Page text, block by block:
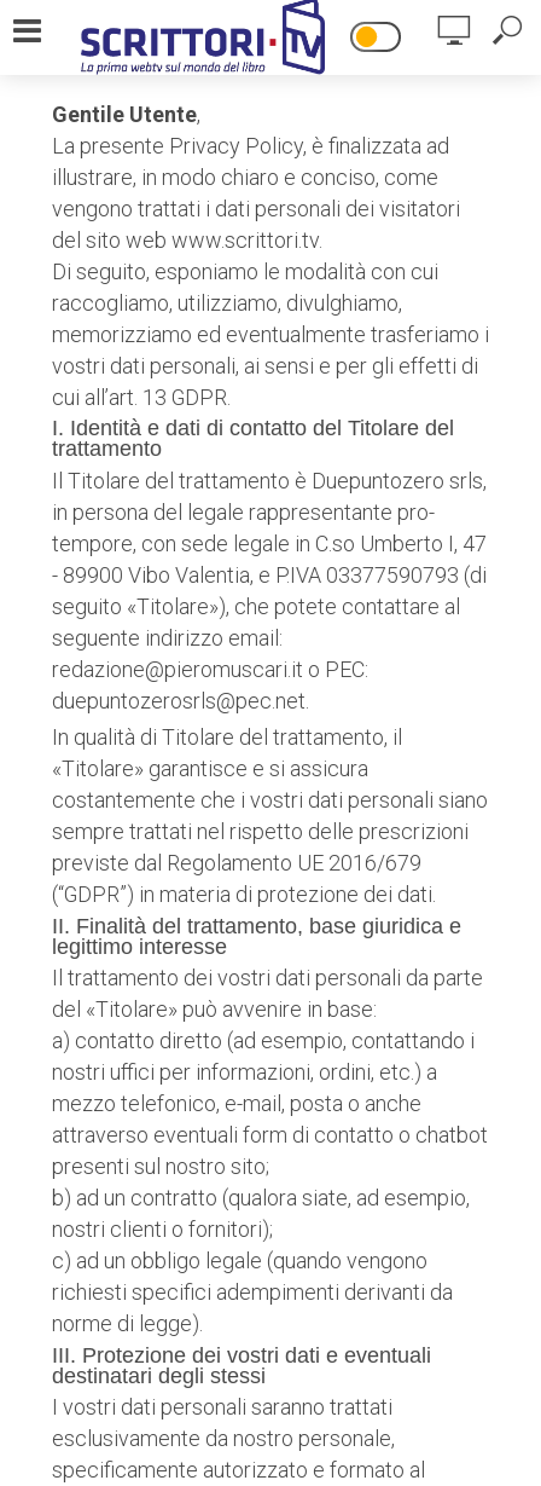
HOME
IL PROGETTO
DICONO DI NOI
CONTATTI
Gentile Utente,
La presente Privacy Policy, è finalizzata ad
illustrare, in modo chiaro e conciso, come
vengono trattati i dati personali dei visitatori
del sito web www.scrittori.tv.
Di seguito, esponiamo le modalità con cui
raccogliamo, utilizziamo, divulghiamo,
memorizziamo ed eventualmente trasferiamo i
vostri dati personali, ai sensi e per gli effetti di
cui all’art. 13 GDPR.
I. Identità e dati di contatto del Titolare del
trattamento
Il Titolare del trattamento è Duepuntozero srls,
in persona del legale rappresentante pro-
tempore, con sede legale in C.so Umberto I, 47
- 89900 Vibo Valentia, e P.IVA 03377590793 (di
seguito «Titolare»), che potete contattare al
seguente indirizzo email:
redazione@pieromuscari.it o PEC:
duepuntozerosrls@pec.net.
In qualità di Titolare del trattamento, il
«Titolare» garantisce e si assicura
costantemente che i vostri dati personali siano
sempre trattati nel rispetto delle prescrizioni
previste dal Regolamento UE 2016/679
(“GDPR”) in materia di protezione dei dati.
II. Finalità del trattamento, base giuridica e
legittimo interesse
Il trattamento dei vostri dati personali da parte
del «Titolare» può avvenire in base:
a) contatto diretto (ad esempio, contattando i
nostri uffici per informazioni, ordini, etc.) a
mezzo telefonico, e-mail, posta o anche
attraverso eventuali form di contatto o chatbot
presenti sul nostro sito;
b) ad un contratto (qualora siate, ad esempio,
nostri clienti o fornitori);
c) ad un obbligo legale (quando vengono
richiesti specifici adempimenti derivanti da
norme di legge).
III. Protezione dei vostri dati e eventuali
destinatari degli stessi
I vostri dati personali saranno trattati
esclusivamente da nostro personale,
specificamente autorizzato e formato al